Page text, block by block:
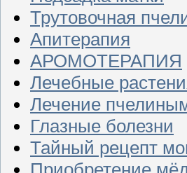
Трутовочная
Апитерапия
АРОМОТЕРАПИЯ
Лечебные
Лечение
Глазные болезни
Тайный рецепт